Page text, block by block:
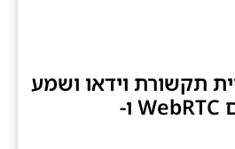
תקשורת וידאו ושמע
בReal-Time עם WebRTC ו-